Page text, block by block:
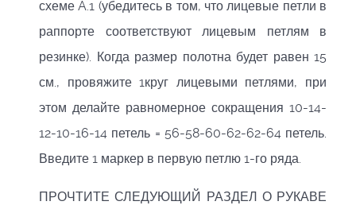
схеме A.1 (убедитесь в том, что лицевые петли в
раппорте соответствуют лицевым петлям в
резинке). Когда размер полотна будет равен 15
см., провяжите 1круг лицевыми петлями, при
этом делайте равномерное сокращения 10-14-
12-10-16-14 петель = 56-58-60-62-62-64 петель.
Введите 1 маркер в первую петлю 1-го ряда.
ПРОЧТИТЕ СЛЕДУЮЩИЙ РАЗДЕЛ О РУКАВЕ